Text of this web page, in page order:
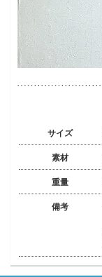
サイズ
素材
重量
備考